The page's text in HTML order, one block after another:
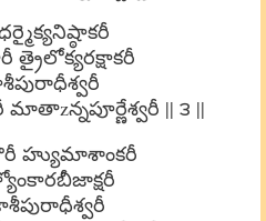
|| ౩ ||
హ్యుమాశాంకరీ